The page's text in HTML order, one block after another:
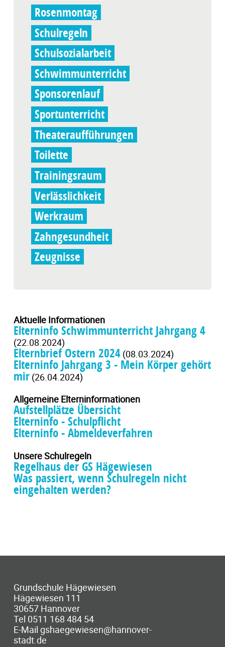
Rosenmontag
Schulregeln
Schulsozialarbeit
Schwimmunterricht
Sponsorenlauf
Sportunterricht
Theateraufführungen
Toilette
Trainingsraum
Verlässlichkeit
Werkraum
Zahngesundheit
Zeugnisse
Aktuelle Informationen
Elterninfo Schwimmunterricht Jahrgang 4
(22.08.2024)
Elternbrief Ostern 2024(08.03.2024)
Elterninfo Jahrgang 3 - Mein Körper gehört
mir(26.04.2024)
Allgemeine Elterninformationen
Aufstellplätze Übersicht
Elterninfo - Schulpflicht
Elterninfo - Abmeldeverfahren
Unsere Schulregeln
Regelhaus der GS Hägewiesen
Was passiert, wenn Schulregeln nicht
eingehalten werden?
Grundschule Hägewiesen
Hägewiesen 111
30657 Hannover
Tel 0511 168 484 54
E-Mail gshaegewiesen@hannover-
stadt.de